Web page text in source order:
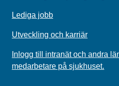
Lediga jobb
Utveckling och karriär
Inlogg till intranät och andra
medarbetare på sjukhuset.